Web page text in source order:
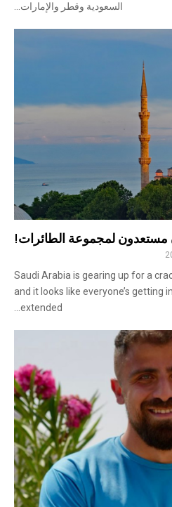
السعودية وقطر والإمارات...
مستعدون لمجموعة الطائرات!
Saudi Arabia is gearing up for a
and it looks like everyone’s getting
extended...